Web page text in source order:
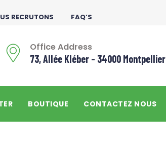
RECRUTONS FAQ’S
Office Address
73, Allée Kléber - 34000 Montpellier
BOUTIQUE CONTACTEZ NOUS